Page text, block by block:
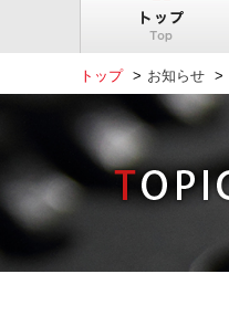
トップ お知らせ